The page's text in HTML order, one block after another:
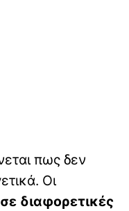
πως δεν
Οι
διαφορετικές